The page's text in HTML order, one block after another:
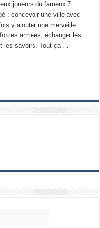
joueurs du fameux 7
: concevoir une ville avec
y ajouter une merveille
armées, échanger les
les savoirs. Tout ça …